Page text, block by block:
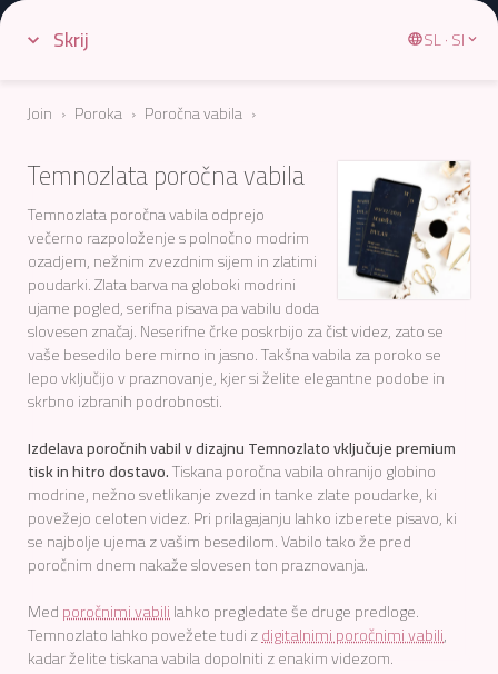
Skrij SL · SI
Join › Poroka › Poročna vabila
Temnozlata poročna vabila
Temnozlata poročna vabila odprejo
večerno razpoloženje s polnočno modrim
ozadjem, nežnim zvezdnim sijem in zlatimi
poudarki. Zlata barva na globoki modrini
ujame pogled, serifna pisava pa vabilu doda
slovesen značaj. Neserifne črke poskrbijo za čist videz, zato se
vaše besedilo bere mirno in jasno. Takšna vabila za poroko se
lepo vključijo v praznovanje, kjer si želite elegantne podobe in
skrbno izbranih podrobnosti.
Izdelava poročnih vabil v dizajnu Temnozlato vključuje premium
tisk in hitro dostavo.Tiskana poročna vabila ohranijo globino
modrine, nežno svetlikanje zvezd in tanke zlate poudarke, ki
povežejo celoten videz. Pri prilagajanju lahko izberete pisavo, ki
se najbolje ujema z vašim besedilom. Vabilo tako že pred
poročnim dnem nakaže slovesen ton praznovanja.
Medporočnimi vabililahko pregledate še druge predloge.
Temnozlato lahko povežete tudi zdigitalnimi poročnimi vabili,
kadar želite tiskana vabila dopolniti z enakim videzom.